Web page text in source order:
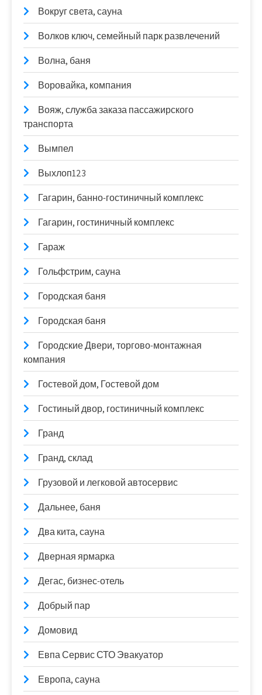
Вокруг света, сауна
Волков ключ, семейный парк развлечений
Волна, баня
Воровайка, компания
Вояж, служба заказа пассажирского
транспорта
Вымпел
Выхлоп123
Гагарин, банно-гостиничный комплекс
Гагарин, гостиничный комплекс
Гараж
Гольфстрим, сауна
Городская баня
Городская баня
Городские Двери, торгово-монтажная
компания
Гостевой дом, Гостевой дом
Гостиный двор, гостиничный комплекс
Гранд
Гранд, склад
Грузовой и легковой автосервис
Дальнее, баня
Два кита, сауна
Дверная ярмарка
Дегас, бизнес-отель
Добрый пар
Домовид
Евпа Сервис СТО Эвакуатор
Европа, сауна